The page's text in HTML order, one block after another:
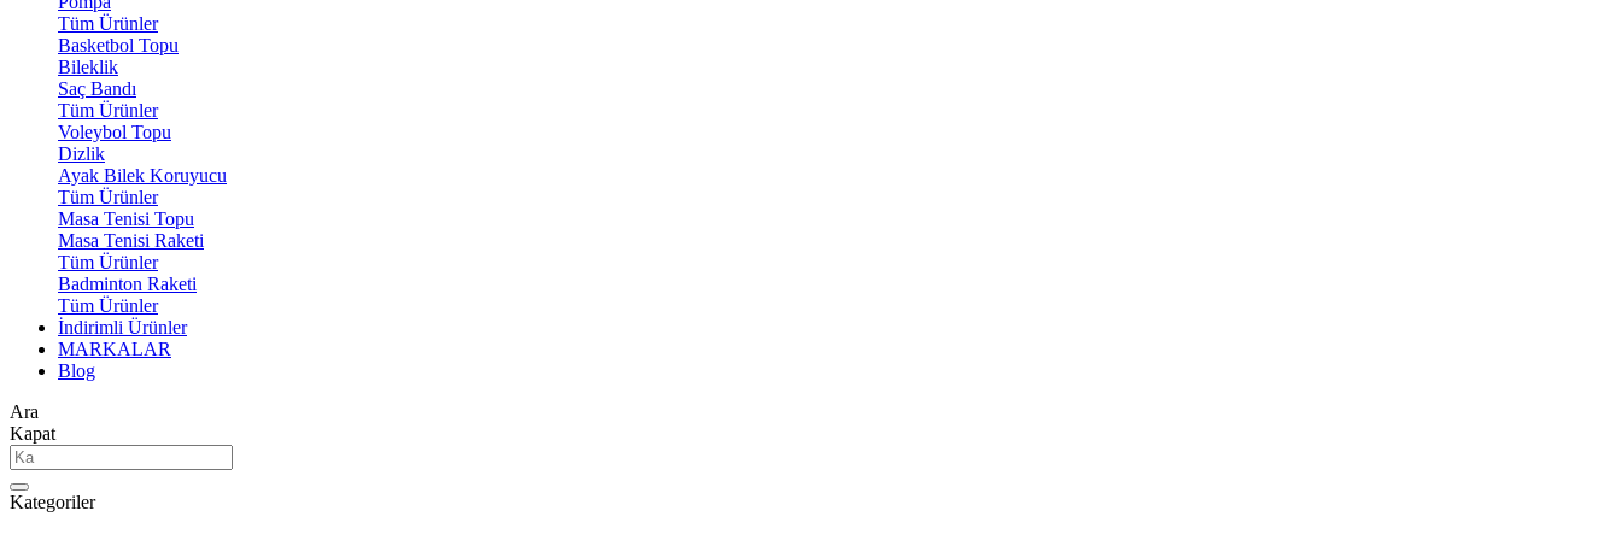
Tüm Ürünler
Basketbol Topu
Bileklik
Saç Bandı
Tüm Ürünler
Voleybol Topu
Dizlik
Ayak Bilek Koruyucu
Tüm Ürünler
Masa Tenisi Topu
Masa Tenisi Raketi
Tüm Ürünler
Badminton Raketi
Tüm Ürünler
İndirimli Ürünler
MARKALAR
Blog
Ara
Kapat
Kategoriler